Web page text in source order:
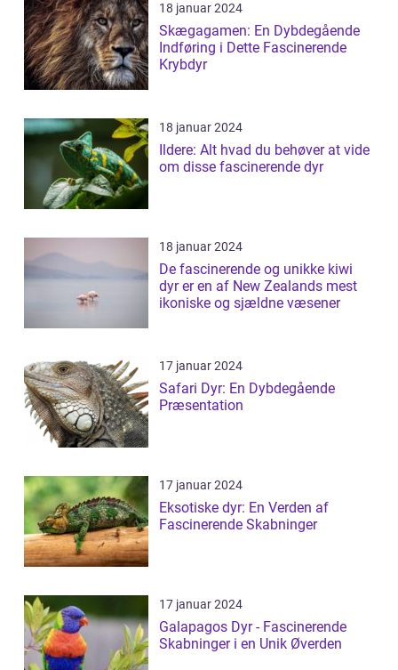
18 januar 2024
Skægagamen: En Dybdegående
Indføring i Dette Fascinerende
Krybdyr
18 januar 2024
Ildere: Alt hvad du behøver at vide
om disse fascinerende dyr
18 januar 2024
De fascinerende og unikke kiwi
dyr er en af New Zealands mest
ikoniske og sjældne væsener
17 januar 2024
Safari Dyr: En Dybdegående
Præsentation
17 januar 2024
Eksotiske dyr: En Verden af
Fascinerende Skabninger
17 januar 2024
Galapagos Dyr - Fascinerende
Skabninger i en Unik Øverden